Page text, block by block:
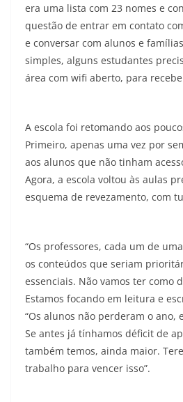
era uma lista com 23 nomes e
questão de entrar em contato
e conversar com alunos e
simples, alguns estudantes
área com wifi aberto, para
A escola foi retomando aos
Primeiro, apenas uma vez por
aos alunos que não tinham
Agora, a escola voltou às aulas
esquema de revezamento, com
“Os professores, cada um de
os conteúdos que seriam
essenciais. Não vamos ter como
Estamos focando em leitura e
“Os alunos não perderam o ano,
Se antes já tínhamos déficit de
também temos, ainda maior.
trabalho para vencer isso”.